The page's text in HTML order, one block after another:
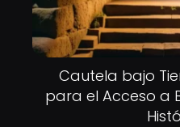
Cautela bajo
para el Acceso a